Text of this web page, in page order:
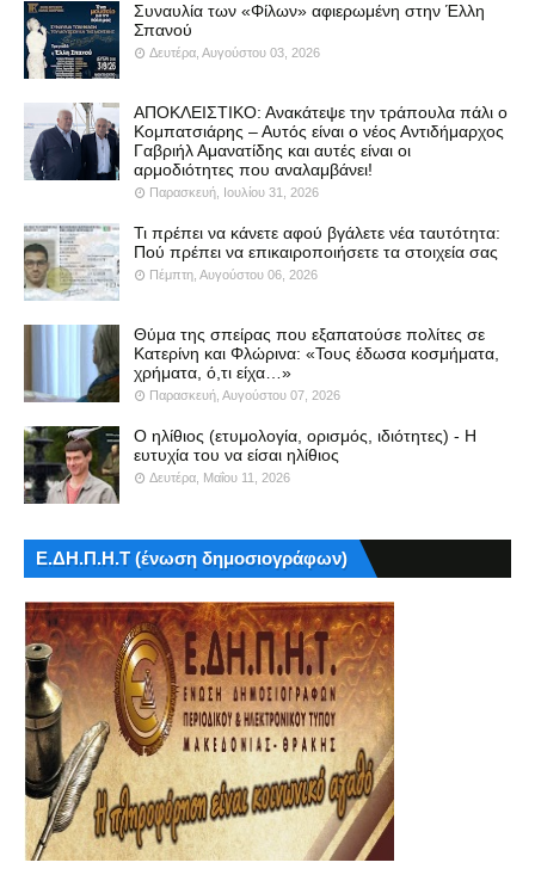
Συναυλία των «Φίλων» αφιερωμένη στην Έλλη
Σπανού
Δευτέρα, Αυγούστου 03, 2026
ΑΠΟΚΛΕΙΣΤΙΚΟ: Ανακάτεψε την τράπουλα πάλι ο
Κομπατσιάρης – Αυτός είναι ο νέος Αντιδήμαρχος
Γαβριήλ Αμανατίδης και αυτές είναι οι
αρμοδιότητες που αναλαμβάνει!
Παρασκευή, Ιουλίου 31, 2026
Τι πρέπει να κάνετε αφού βγάλετε νέα ταυτότητα:
Πού πρέπει να επικαιροποιήσετε τα στοιχεία σας
Πέμπτη, Αυγούστου 06, 2026
Θύμα της σπείρας που εξαπατούσε πολίτες σε
Κατερίνη και Φλώρινα: «Τους έδωσα κοσμήματα,
χρήματα, ό,τι είχα…»
Παρασκευή, Αυγούστου 07, 2026
Ο ηλίθιος (ετυμολογία, ορισμός, ιδιότητες) - Η
ευτυχία του να είσαι ηλίθιος
Δευτέρα, Μαΐου 11, 2026
Ε.ΔΗ.Π.Η.Τ (ένωση δημοσιογράφων)